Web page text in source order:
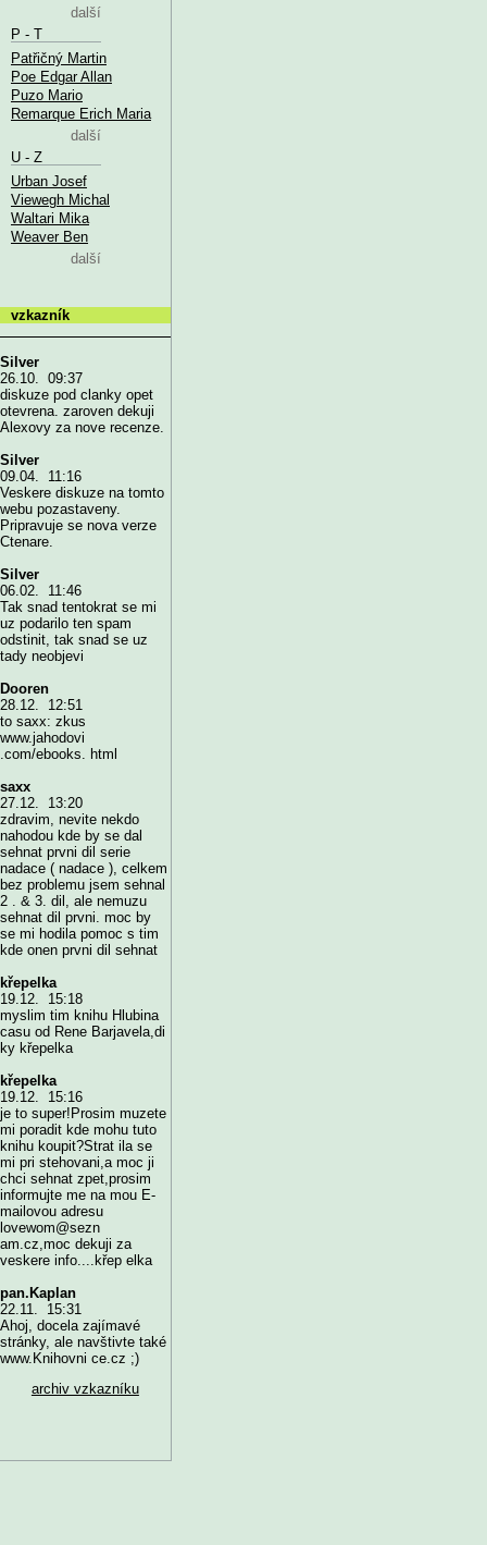
další
P - T
Patřičný Martin
Poe Edgar Allan
Puzo Mario
Remarque Erich Maria
další
U - Z
Urban Josef
Viewegh Michal
Waltari Mika
Weaver Ben
další
vzkazník
Silver
26.10. 09:37
diskuze pod clanky opet
otevrena. zaroven dekuji
Alexovy za nove recenze.
Silver
09.04. 11:16
Veskere diskuze na tomto
webu pozastaveny.
Pripravuje se nova verze
Ctenare.
Silver
06.02. 11:46
Tak snad tentokrat se mi
uz podarilo ten spam
odstinit, tak snad se uz
tady neobjevi
Dooren
28.12. 12:51
to saxx: zkus
www.jahodovi
.com/ebooks. html
saxx
27.12. 13:20
zdravim, nevite nekdo
nahodou kde by se dal
sehnat prvni dil serie
nadace ( nadace ), celkem
bez problemu jsem sehnal
2 . & 3. dil, ale nemuzu
sehnat dil prvni. moc by
se mi hodila pomoc s tim
kde onen prvni dil sehnat
křepelka
19.12. 15:18
myslim tim knihu Hlubina
casu od Rene Barjavela,di
ky křepelka
křepelka
19.12. 15:16
je to super!Prosim muzete
mi poradit kde mohu tuto
knihu koupit?Strat ila se
mi pri stehovani,a moc ji
chci sehnat zpet,prosim
informujte me na mou E-
mailovou adresu
lovewom@sezn
am.cz,moc dekuji za
veskere info....křep elka
pan.Kaplan
22.11. 15:31
Ahoj, docela zajímavé
stránky, ale navštivte také
www.Knihovni ce.cz ;)
archiv vzkazníku